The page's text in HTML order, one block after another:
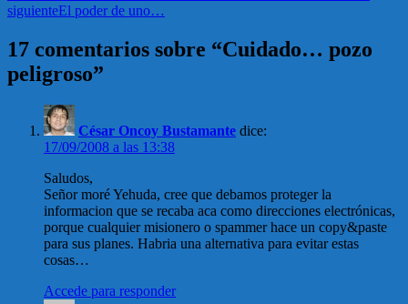
siguienteEl poder de uno…
17 comentarios sobre “Cuidado… pozo
peligroso”
César Oncoy Bustamante dice:
17/09/2008 a las 13:38
Saludos,
Señor moré Yehuda, cree que debamos proteger la
informacion que se recaba aca como direcciones electrónicas,
porque cualquier misionero o spammer hace un copy&paste
para sus planes. Habria una alternativa para evitar estas
cosas…
Accede para responder